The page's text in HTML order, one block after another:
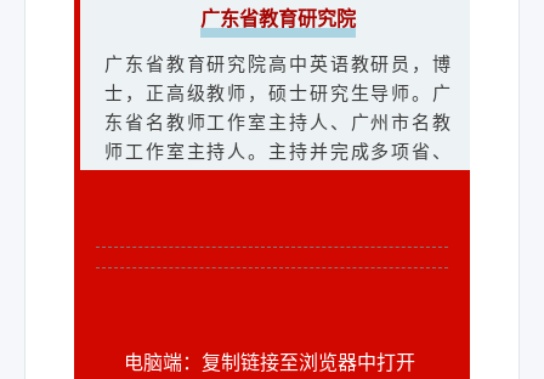
育人项目、省级教改项目、校级一流课
教育科学规划项目、市社科联项目等10
项，发表论文十余篇；获2022外研社“教
学之星”大赛全国复赛二等奖、第十三届
“外教社杯”全国高校外语教学大赛云南赛
曲靖师范学院外国语学院
葛靓清
合肥市南门小学
合肥市南门小学英语教师，教研组组
长。合肥市教坛新星、骨干教师，庐阳
堂教学评比现场课例一等奖、全国电视
成果曾获得四川省人民政府基础教育成
果一等奖。曾编著《批改网写作宝典
（中考篇）》《初中英语DCWE写作教
学模式的实践研究》《问道名师：初中
英语课堂教学策略60问》。
云南省基础教育钱柳伊名师工作室主持
广东省教育研究院
广东省教育研究院高中英语教研员，博
士，正高级教师，硕士研究生导师。广
东省名教师工作室主持人、广州市名教
师工作室主持人。主持并完成多项省、
刊发表论文 20 多篇，学术专著有《人性
电脑端：复制链接至浏览器中打开